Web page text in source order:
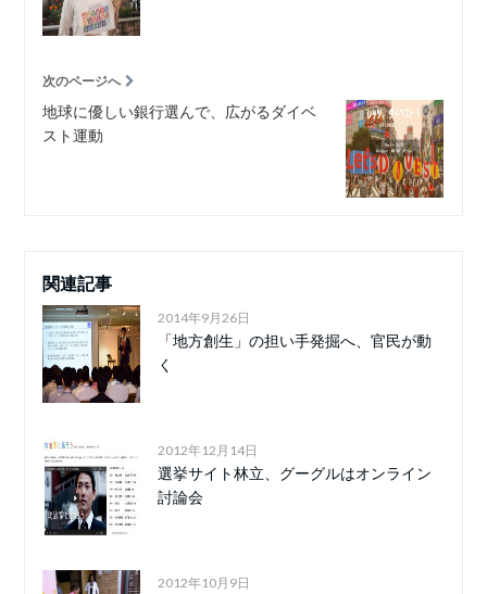
次のページへ
地球に優しい銀行選んで、広がるダイベ
スト運動
関連記事
2014年9月26日
「地方創生」の担い手発掘へ、官民が動
く
2012年12月14日
選挙サイト林立、グーグルはオンライン
討論会
2012年10月9日